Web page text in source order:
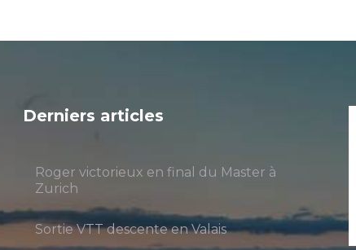
Derniers articles
Roger victorieux en final du Master à
Zurich
Sortie VTT descente en Valais